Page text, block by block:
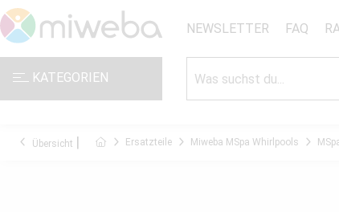
NEWSLETTER FAQ
KATEGORIEN
Übersicht Ersatzteile Miweba MSpa Whirlpools